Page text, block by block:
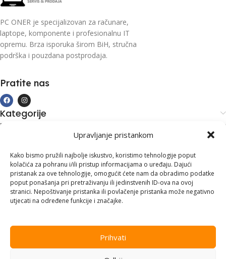
Upravljanje pristankom
Kako bismo pružili najbolje iskustvo, koristimo tehnologije poput
kolačića za pohranu i/ili pristup informacijama o uređaju. Dajući
pristanak za ove tehnologije, omogućit ćete nam da obradimo podatke
poput ponašanja pri pretraživanju ili jedinstvenih ID-ova na ovoj
stranici. Nepoštivanje pristanka ili povlačenje pristanka može negativno
utjecati na određene funkcije i značajke.
Prihvati
PC ONER je specijalizovan za računare,
laptope, komponente i profesionalnu IT
opremu. Brza isporuka širom BiH, stručna
podrška i pouzdana postprodaja.
Pratite nas
Kategorije
Kupovina i podrška
Kontakt informacije
Branilaca Bosne, 75 300 Lukavac
+387 35 555 999
info@pconer.ba